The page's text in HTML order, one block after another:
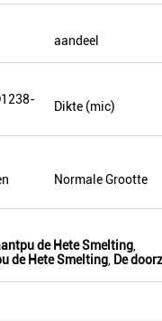
M. Sergey Abayev
en snel het verschepen.
aandeel
Dikte (mic)
Normale Grootte
de Hete Smelting
de Hete Smelting De